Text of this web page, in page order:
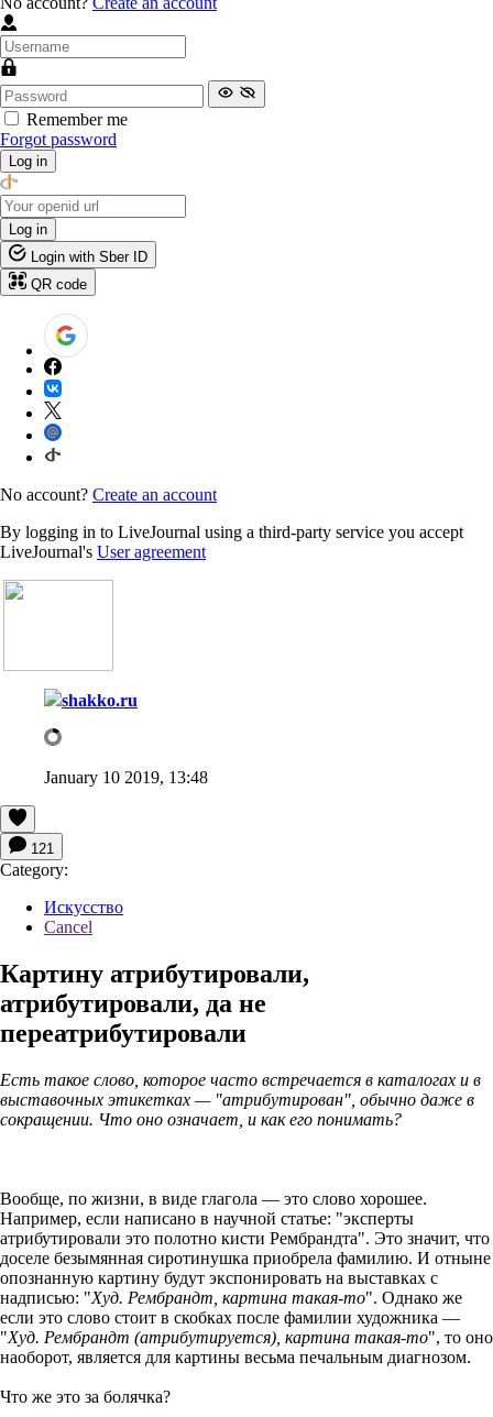
Remember me
Forgot password
Log in
Log in
Login with Sber ID
QR code
No account? Create an account
By logging in to LiveJournal using a third-party service you accept
LiveJournal's User agreement
shakko.ru
January 10 2019, 13:48
121
Category:
Искусство
Cancel
Картину атрибутировали,
атрибутировали, да не
переатрибутировали
Есть такое слово, которое часто встречается в каталогах и в
выставочных этикетках — "атрибутирован", обычно даже в
сокращении. Что оно означает, и как его понимать?
Вообще, по жизни, в виде глагола — это слово хорошее.
Например, если написано в научной статье: "эксперты
атрибутировали это полотно кисти Рембрандта". Это значит, что
доселе безымянная сиротинушка приобрела фамилию. И отныне
опознанную картину будут экспонировать на выставках с
надписью: "Худ. Рембрандт, картина такая-то". Однако же
если это слово стоит в скобках после фамилии художника —
"Худ. Рембрандт (атрибутируется), картина такая-то", то оно
наоборот, является для картины весьма печальным диагнозом.
Что же это за болячка?